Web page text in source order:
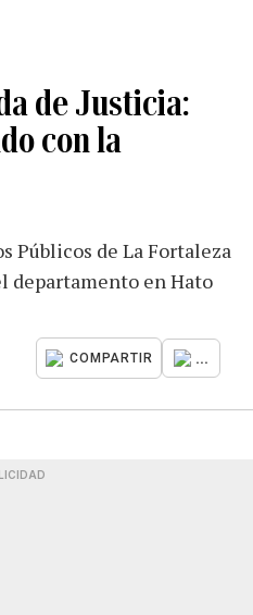
de Justicia:
con la
Públicos de La Fortaleza
departamento en Hato
COMPARTIR ...